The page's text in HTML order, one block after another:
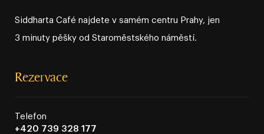
Siddharta Café najdete v samém centru Prahy, jen
3 minuty pěšky od Staroměstského náměstí.
Rezervace
Telefon
+420 739 328 177